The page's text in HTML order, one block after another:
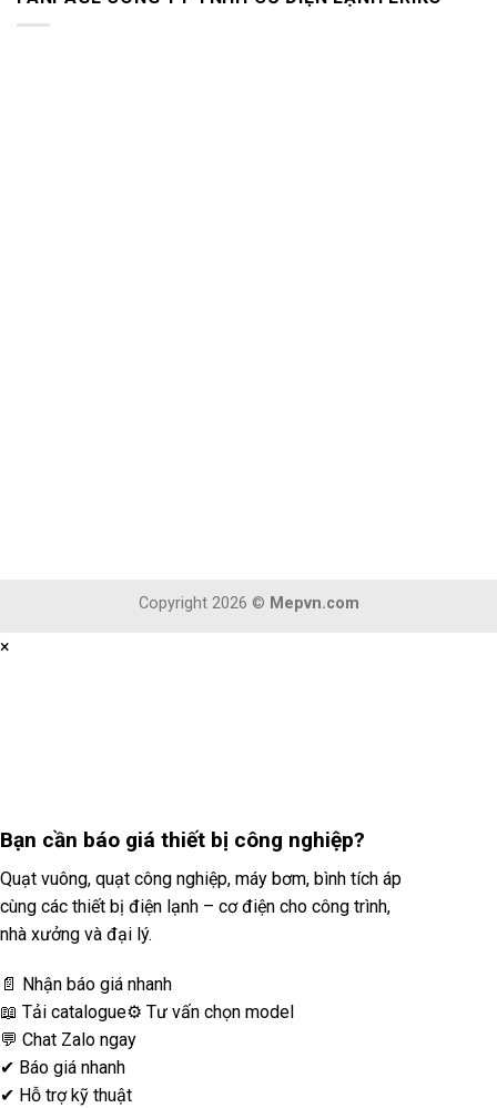
Copyright 2026 © Mepvn.com
×
Bạn cần báo giá thiết bị công nghiệp?
Quạt vuông, quạt công nghiệp, máy bơm, bình tích áp
cùng các thiết bị điện lạnh – cơ điện cho công trình,
nhà xưởng và đại lý.
📄 Nhận báo giá nhanh
📖 Tải catalogue⚙️ Tư vấn chọn model
💬 Chat Zalo ngay
✔ Báo giá nhanh
✔ Hỗ trợ kỹ thuật